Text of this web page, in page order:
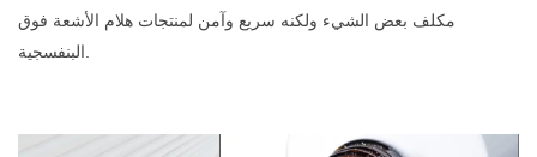
مكلف بعض الشيء ولكنه سريع وآمن لمنتجات هلام الأشعة فوق